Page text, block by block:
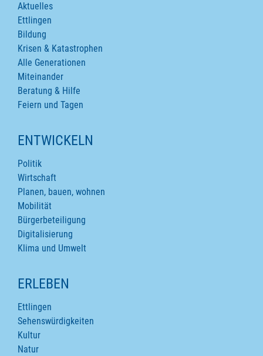
Aktuelles
Ettlingen
Bildung
Krisen & Katastrophen
Alle Generationen
Miteinander
Beratung & Hilfe
Feiern und Tagen
ENTWICKELN
Politik
Wirtschaft
Planen, bauen, wohnen
Mobilität
Bürgerbeteiligung
Digitalisierung
Klima und Umwelt
ERLEBEN
Ettlingen
Sehenswürdigkeiten
Kultur
Natur